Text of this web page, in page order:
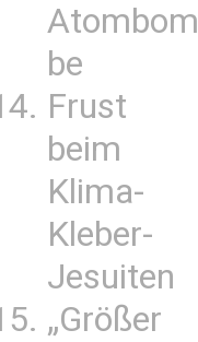
Atombom
be
Frust
beim
Klima-
Kleber-
Jesuiten
„Größer